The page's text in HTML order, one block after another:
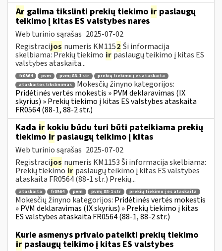
Ar galima tikslinti prekių tiekimo ir paslaugų
teikimo į kitas ES valstybes nares
Web turinio sąrašas 2025-07-02
Registracijos numeris KM1152 Ši informacija
skelbiama: Prekių tiekimo ir paslaugų teikimo į kitas ES
valstybes ataskaita...
fr0564 pvm pvmį 88-1 str
prekių tiekimo į es ataskaita
ataskaitos tikslinimas
Mokesčių žinyno kategorijos:
Pridėtinės vertės mokestis » PVM deklaravimas (IX
skyrius) » Prekių tiekimo į kitas ES valstybes ataskaita
FR0564 (88-1, 88-2 str.)
Kada ir kokiu būdu turi būti pateikiama prekių
tiekimo ir paslaugų teikimo į kitas
Web turinio sąrašas 2025-07-02
Registracijos numeris KM1153 Ši informacija skelbiama:
Prekių tiekimo ir paslaugų teikimo į kitas ES valstybes
ataskaita FR0564 (88-1 str.) Prekių...
ataskaita fr0564 pvm pvmį 88-1 str prekių tiekimo į es ataskaita
Mokesčių žinyno kategorijos: Pridėtinės vertės mokestis
» PVM deklaravimas (IX skyrius) » Prekių tiekimo į kitas
ES valstybes ataskaita FR0564 (88-1, 88-2 str.)
Kurie asmenys privalo pateikti prekių tiekimo
ir paslaugų teikimo į kitas ES valstybes